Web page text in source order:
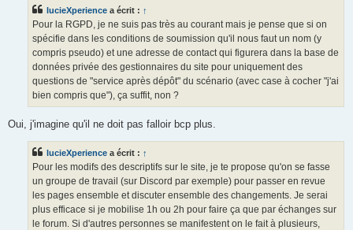
lucieXperience a écrit : ↑
Pour la RGPD, je ne suis pas très au courant mais je pense que si on
spécifie dans les conditions de soumission qu'il nous faut un nom (y
compris pseudo) et une adresse de contact qui figurera dans la base de
données privée des gestionnaires du site pour uniquement des
questions de "service après dépôt" du scénario (avec case à cocher "j'ai
bien compris que"), ça suffit, non ?
Oui, j'imagine qu'il ne doit pas falloir bcp plus.
lucieXperience a écrit : ↑
Pour les modifs des descriptifs sur le site, je te propose qu'on se fasse
un groupe de travail (sur Discord par exemple) pour passer en revue
les pages ensemble et discuter ensemble des changements. Je serai
plus efficace si je mobilise 1h ou 2h pour faire ça que par échanges sur
le forum. Si d'autres personnes se manifestent on le fait à plusieurs,